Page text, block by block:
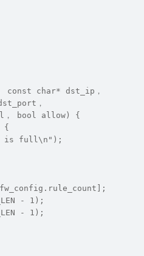
const char* dst_ip，
，
bool allow) {
{
is full\n");
- 1);
- 1);